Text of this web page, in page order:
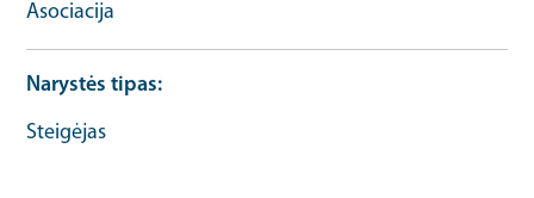
Asociacija
Narystės tipas
Steigėjas